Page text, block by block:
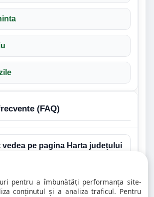
(FAQ)
vedea pe pagina Harta județului
și o pagină de hartă
pentru a îmbunătăți performanța site-
conținutul și a analiza traficul. Pentru